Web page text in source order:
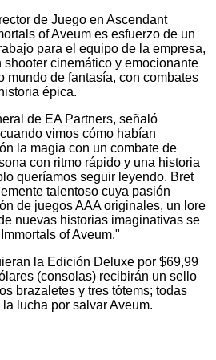
de Juego en Ascendant
of Aveum es esfuerzo de un
para el equipo de la empresa,
cinemático y emocionante
mundo de fantasía, con combates
épica.
de EA Partners, señaló
vimos cómo habían
la magia con un combate de
con ritmo rápido y una historia
queríamos seguir leyendo. Bret
talentoso cuya pasión
de juegos AAA originales, un lore
nuevas historias imaginativas se
of Aveum."
la Edición Deluxe por $69,99
(consolas) recibirán un sello
brazaletes y tres tótems; todas
lucha por salvar Aveum.